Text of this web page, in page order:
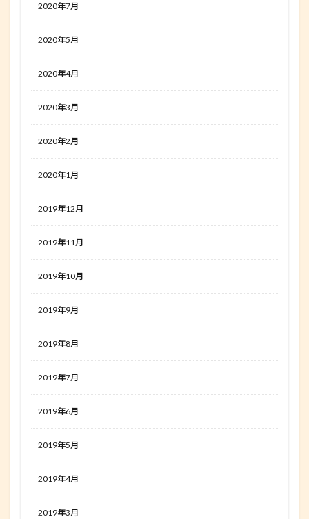
2020年7月
2020年5月
2020年4月
2020年3月
2020年2月
2020年1月
2019年12月
2019年11月
2019年10月
2019年9月
2019年8月
2019年7月
2019年6月
2019年5月
2019年4月
2019年3月